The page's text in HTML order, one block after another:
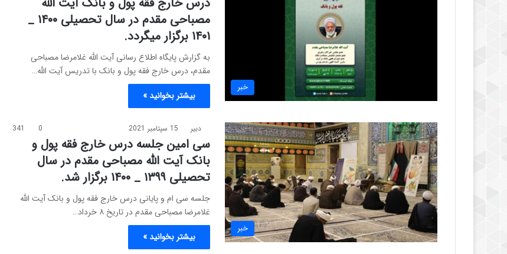
خبر
مصباحی مقدم در سال تحصیلی ۱۴۰۰ _
۱۴۰۱ برگزار میگردد.
به گزارش پایگاه اطلاع رسانی آیت الله غلامرضا مصباحی
مقدم، درس خارج فقه پول و بانک با تدریس آیت الله…
بیشتر بخوانید »
خبر
دبیر 15 سپتامبر 2021 0
341
سی امین جلسه درس خارج فقه پول و
بانک آیت الله مصباحی مقدم در سال
تحصیلی ۱۳۹۹ _ ۱۴۰۰ برگزار شد.
جلسه سی ام و پایانی درس خارج فقه پول و بانک آیت الله
غلامرضا مصباحی مقدم در تاریخ ۸ خرداد…
بیشتر بخوانید »